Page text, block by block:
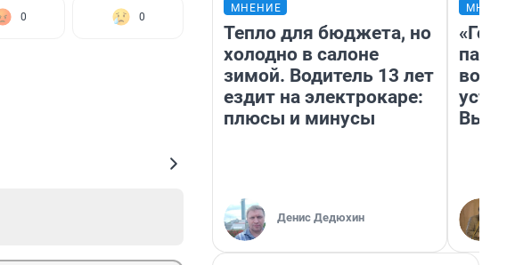
0 0
МНЕНИЕ
Тепло для бюджета, но
холодно в салоне
зимой. Водитель 13 лет
ездит на электрокаре:
плюсы и минусы
Денис Дедюхин